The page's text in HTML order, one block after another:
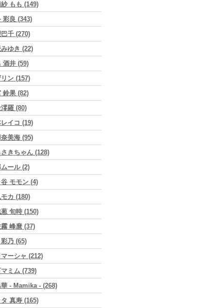
もも (149)
彩良 (343)
千 (270)
ゆき (22)
酒井 (59)
リン (157)
鈴果 (82)
羅 (80)
イコ (19)
美海 (95)
きちゃん (128)
ール (2)
谷 モモン (4)
カ (180)
旬時 (150)
霧 峰麿 (37)
乃 (65)
ーシャ (212)
ミム (739)
- Mamika - (268)
真寿 (165)